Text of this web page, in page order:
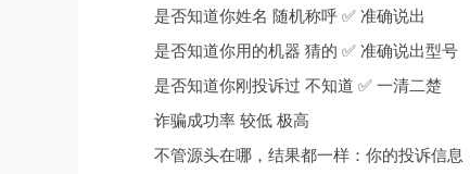
是否知道你姓名 随机称呼 ✅ 准确说出
是否知道你用的机器 猜的 ✅ 准确说出型号
是否知道你刚投诉过 不知道 ✅ 一清二楚
诈骗成功率 较低 极高
不管源头在哪，结果都一样：你的投诉信息